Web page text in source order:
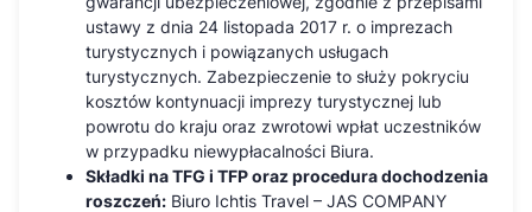
ustawy z dnia 24 listopada 2017 r. o imprezach
turystycznych i powiązanych usługach
turystycznych. Zabezpieczenie to służy pokryciu
kosztów kontynuacji imprezy turystycznej lub
powrotu do kraju oraz zwrotowi wpłat uczestników
w przypadku niewypłacalności Biura.
Składki na TFG i TFP oraz procedura dochodzenia
roszczeń: Biuro Ichtis Travel – JAS COMPANY